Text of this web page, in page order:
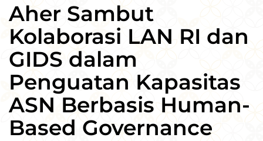
Aher Sambut
Kolaborasi LAN RI dan
GIDS dalam
Penguatan Kapasitas
ASN Berbasis Human-
Based Governance